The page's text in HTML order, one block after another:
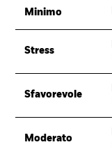
Minimo
Stress
Sfavorevole
Moderato